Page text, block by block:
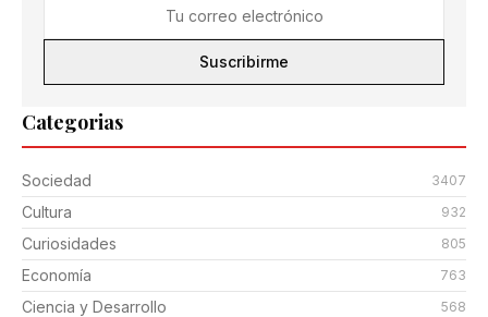
Categorias
Sociedad 3407
Cultura 932
Curiosidades 805
Economía 763
Ciencia y Desarrollo 568
Suscribirme